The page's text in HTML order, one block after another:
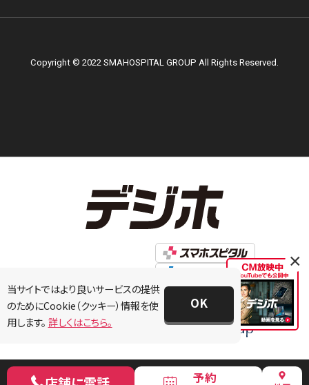
Copyright © 2022 SMAHOSPITAL GROUP All Rights Reserved.
予約
×
当サイトではより良いサービスの提供
のためにCookie（クッキー）情報を使
用します。 詳しくはこちら。
OK